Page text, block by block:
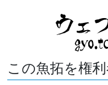
この魚拓を権